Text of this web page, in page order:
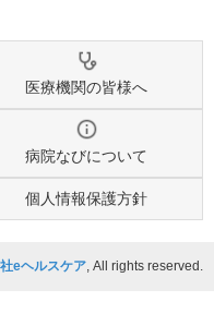
医療機関の皆様へ
病院なびについて
個人情報保護方針
eヘルスケア, All rights reserved.